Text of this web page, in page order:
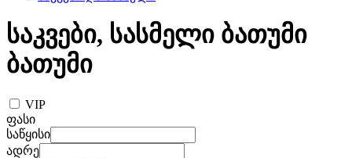
საკვები, სასმელი ბათუმი
ბათუმი
VIP
ფასი
საწყისი
ადრე